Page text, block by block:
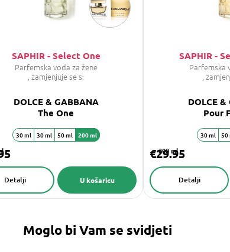
SAPHIR - Select One
Parfemska voda za žene
, zamjenjuje se s:
DOLCE & GABBANA
The One
U košaricu
Detalji
30 ml 30 ml 50 ml 200 ml
SAPHIR -
Parfemska
,
DOLCE
Pour
200 ml
€29.95
Detalji
30 ml 50
Moglo bi Vam se svidjeti